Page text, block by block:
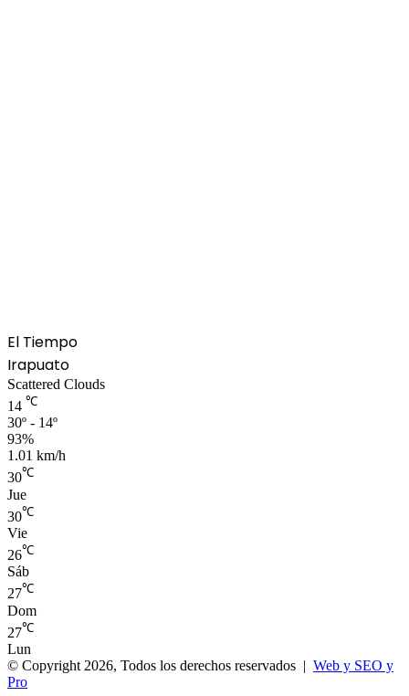
El Tiempo
Irapuato
Scattered Clouds
14 ℃
30º - 14º
93%
1.01 km/h
30℃
Jue
30℃
Vie
26℃
Sáb
27℃
Dom
27℃
Lun
© Copyright 2026, Todos los derechos reservados | Web y SEO y
Pro